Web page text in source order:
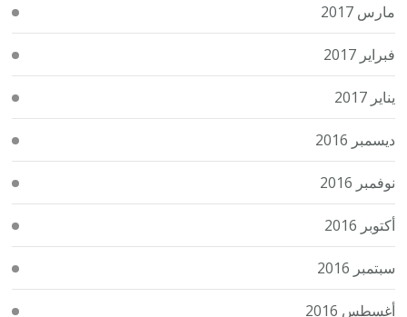
مارس 2017
فبراير 2017
يناير 2017
ديسمبر 2016
نوفمبر 2016
أكتوبر 2016
سبتمبر 2016
أغسطس 2016